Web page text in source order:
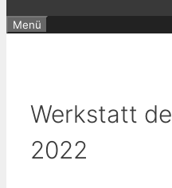
Menü
Werkstatt
2022